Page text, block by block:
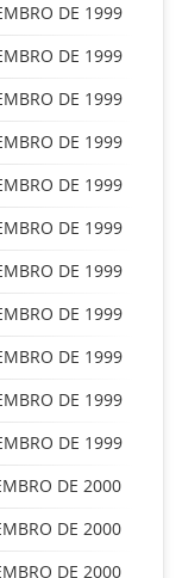
DE 1999
DE 1999
DE 1999
DE 1999
DE 1999
DE 1999
DE 1999
DE 1999
DE 1999
DE 1999
DE 1999
DE 2000
DE 2000
DE 2000